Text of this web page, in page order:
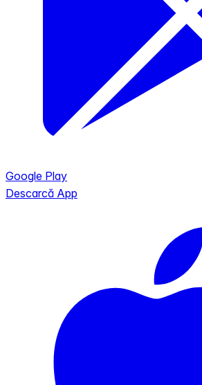
Google Play
Descarcă App